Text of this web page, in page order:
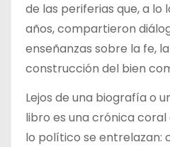
de las periferias que, a lo
años, compartieron
enseñanzas sobre la fe,
construcción del bien
Lejos de una biografía o
libro es una crónica
lo político se entrelazan: